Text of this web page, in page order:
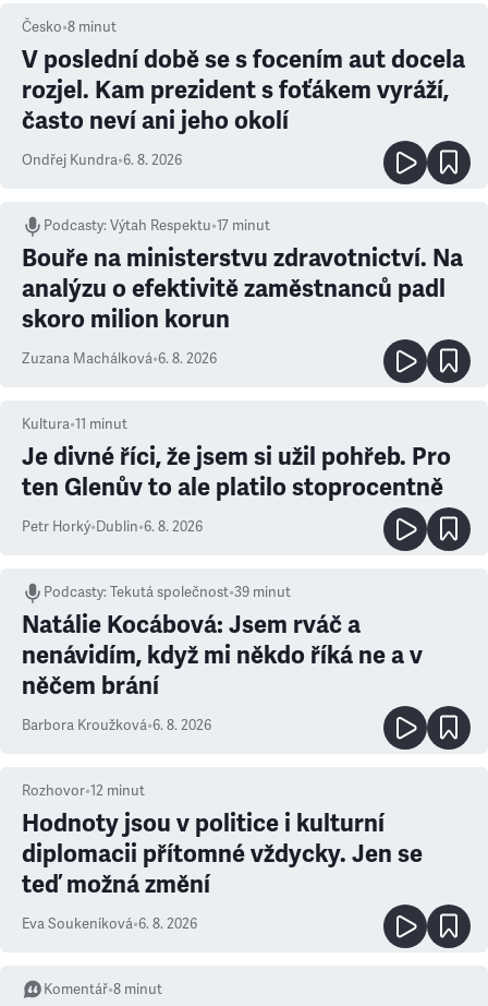
Česko•8 minut
V poslední době se s focením aut docela
rozjel. Kam prezident s foťákem vyráží,
často neví ani jeho okolí
Ondřej Kundra•6. 8. 2026
Podcasty:Výtah Respektu•17 minut
Bouře na ministerstvu zdravotnictví. Na
analýzu o efektivitě zaměstnanců padl
skoro milion korun
Zuzana Machálková•6. 8. 2026
Kultura•11 minut
Je divné říci, že jsem si užil pohřeb. Pro
ten Glenův to ale platilo stoprocentně
Petr Horký•Dublin•6. 8. 2026
Podcasty:Tekutá společnost•39 minut
Natálie Kocábová: Jsem rváč a
nenávidím, když mi někdo říká ne a v
něčem brání
Barbora Kroužková•6. 8. 2026
Rozhovor•12 minut
Hodnoty jsou v politice i kulturní
diplomacii přítomné vždycky. Jen se
teď možná změní
Eva Soukeníková•6. 8. 2026
Komentář•8 minut